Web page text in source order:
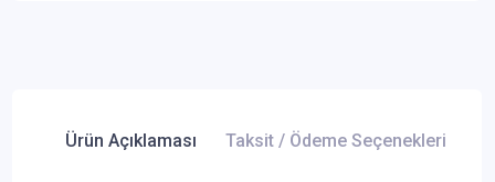
Ürün Açıklaması Taksit / Ödeme Seçenekleri